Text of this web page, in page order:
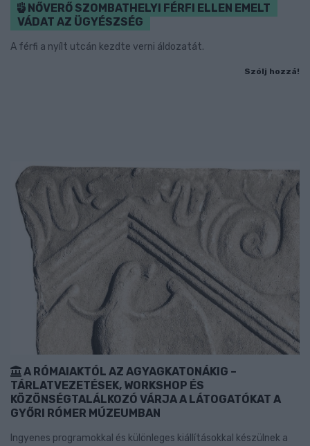
NŐVERŐ SZOMBATHELYI FÉRFI ELLEN EMELT
VÁDAT AZ ÜGYÉSZSÉG
A férfi a nyílt utcán kezdte verni áldozatát.
Szólj hozzá!
A RÓMAIAKTÓL AZ AGYAGKATONÁKIG –
TÁRLATVEZETÉSEK, WORKSHOP ÉS
KÖZÖNSÉGTALÁLKOZÓ VÁRJA A LÁTOGATÓKAT A
GYŐRI RÓMER MÚZEUMBAN
Ingyenes programokkal és különleges kiállításokkal készülnek a